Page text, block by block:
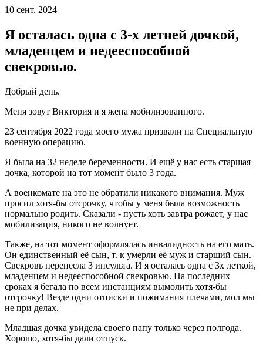
10 сент. 2024
Я осталась одна с 3-х летней дочкой,
младенцем и недееспособной
свекровью.
Добрый день.
Меня зовут Виктория и я жена мобилизованного.
23 сентября 2022 года моего мужа призвали на Специальную
военную операцию.
Я была на 32 неделе беременности. И ещё у нас есть старшая
дочка, которой на тот момент было 3 года.
А военкомате на это не обратили никакого внимания. Муж
просил хотя-бы отсрочку, чтобы у меня была возможность
нормально родить. Сказали - пусть хоть завтра рожает, у нас
мобилизация, никого не волнует.
Также, на тот момент оформлялась инвалидность на его мать.
Он единственный её сын, т. к умерли её муж и старший сын.
Свекровь перенесла 3 инсульта. И я осталась одна с 3х леткой,
младенцем и недееспособной свекровью. На последних
сроках я бегала по всем инстанциям вымолить хотя-бы
отсрочку! Везде одни отписки и пожимания плечами, мол мы
не при делах.
Младшая дочка увидела своего папу только через полгода.
Хорошо, хотя-бы дали отпуск.